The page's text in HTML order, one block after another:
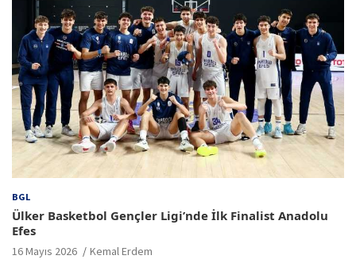
BGL
Ülker Basketbol Gençler Ligi’nde İlk Finalist Anadolu
Efes
16 Mayıs 2026 Kemal Erdem